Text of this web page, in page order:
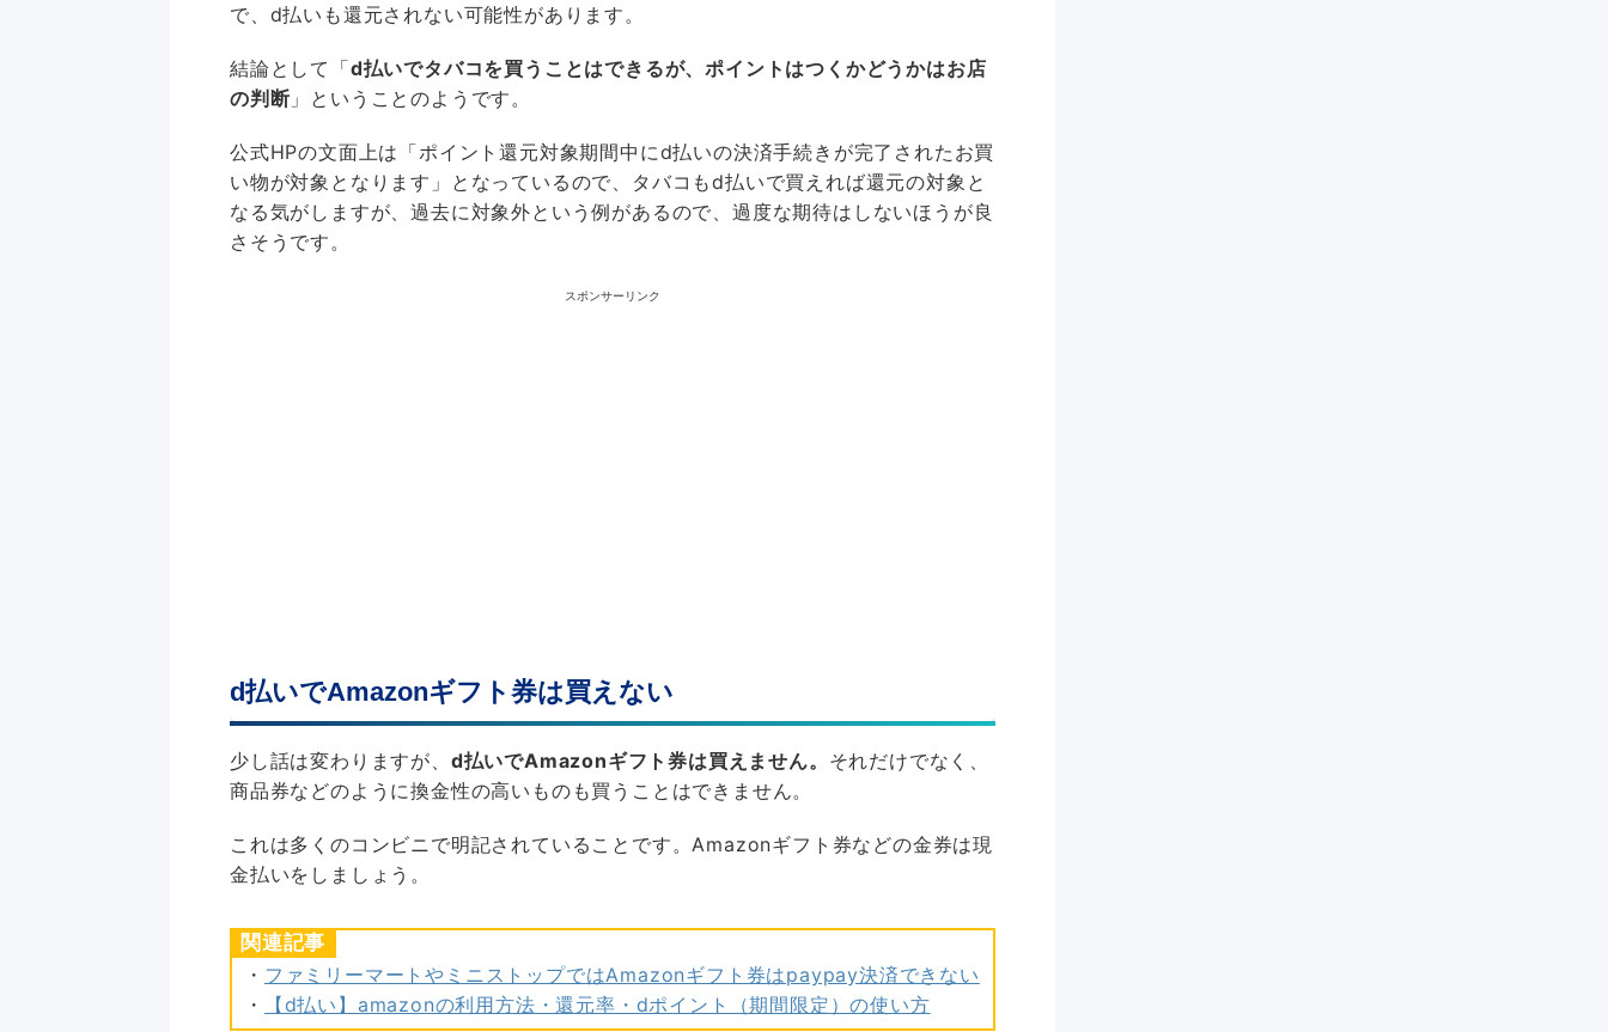
で、d払いも還元されない可能性があります。
結論として「d払いでタバコを買うことはできるが、ポイントはつくかどうかはお店
の判断 」ということのようです。
公式HPの文面上は「ポイント還元対象期間中にd払いの決済手続きが完了されたお買
い物が対象となります」となっているので、タバコもd払いで買えれば還元の対象と
なる気がしますが、過去に対象外という例があるので、過度な期待はしないほうが良
さそうです。
スポンサーリンク
d払いでAmazonギフト券は買えない
少し話は変わりますが、 d払いでAmazonギフト券は買えません。 それだけでなく、
商品券などのように換金性の高いものも買うことはできません。
これは多くのコンビニで明記されていることです。Amazonギフト券などの金券は現
金払いをしましょう。
関連記事
・ ファミリーマートやミニストップではAmazonギフト券はpaypay決済できない
・
【d払い】amazonの利用方法・還元率・dポイント（期間限定）の使い方